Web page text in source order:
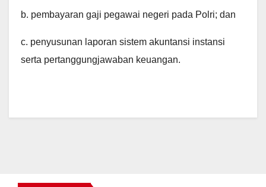
b. pembayaran gaji pegawai negeri pada Polri; dan
c. penyusunan laporan sistem akuntansi instansi
serta pertanggungjawaban keuangan.